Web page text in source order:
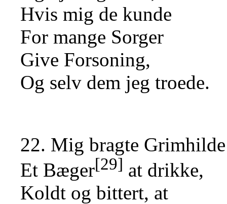
Hvis mig de kunde
For mange Sorger
Give Forsoning,
Og selv dem jeg troede.
22. Mig bragte Grimhilde
Et Bæger[29] at drikke,
Koldt og bittert, at